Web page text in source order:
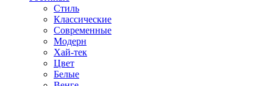
Стиль
Классические
Современные
Модерн
Хай-тек
Цвет
Белые